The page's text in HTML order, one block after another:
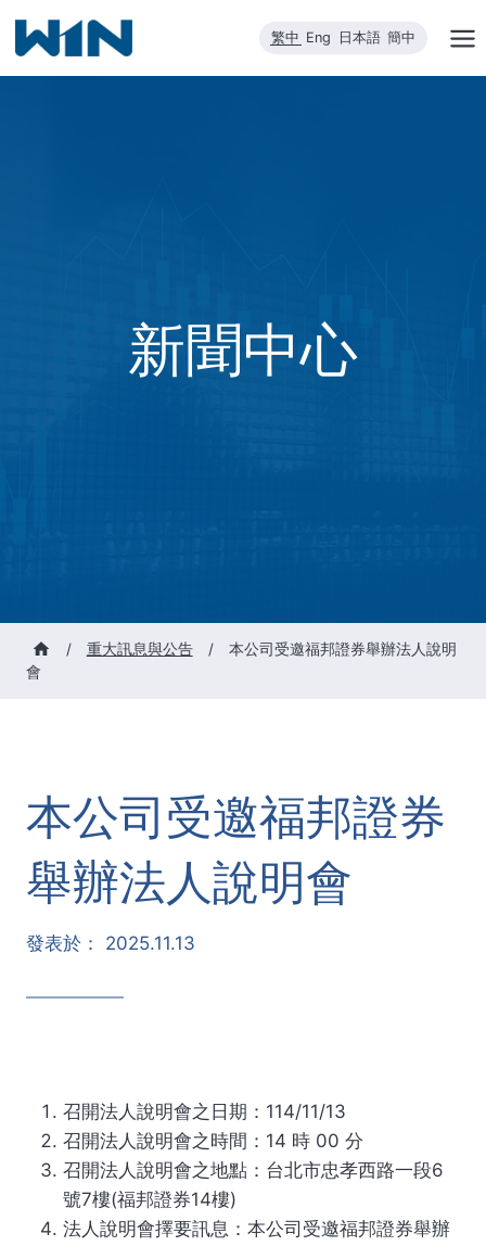
內
繁中 Eng 日本語 簡中
新聞中心
/ 重大訊息與公告 /
本公司受邀福邦證券舉辦法人說明
會
本公司受邀福邦證券
舉辦法人說明會
發表於： 2025.11.13
召開法人說明會之日期：114/11/13
召開法人說明會之時間：14 時 00 分
召開法人說明會之地點：台北市忠孝西路一段6
號7樓(福邦證券14樓)
法人說明會擇要訊息：本公司受邀福邦證券舉辦